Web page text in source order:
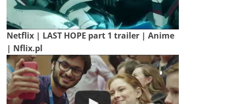
Netflix | LAST HOPE part 1 trailer | Anime
| Nflix.pl